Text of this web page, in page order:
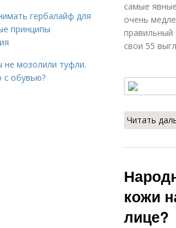
самые
очень
правильный
свои 55
Читать
кожи
лице?
гербалайф для
принципы
не мозолили туфли.
с обувью?